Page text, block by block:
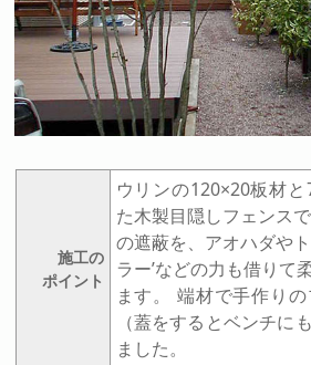
施工の
ポイント
ウリンの120×20板材
た木製目隠しフェンス
の遮蔽を、アオハダや
ラー’などの力も借りて
ます。 端材で手作り
（蓋をするとベンチに
ました。